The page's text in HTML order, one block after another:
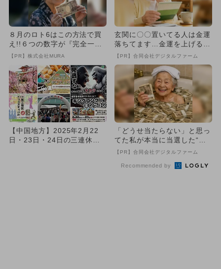
８月のロト6はこの方法で買
え!!６つの数字が『完全一
致』する方法
【PR】株式会社MURA
玄関に〇〇置いてる人は金運
落ちてます…金運を上げる方
法とは
【PR】合同会社デジタルファーム
【中国地方】2025年2月22
日・23日・24日の三連休に
「どうせ当たらない」と思っ
てた私が本当に当選した“買
い方”がこれ
【PR】合同会社デジタルファーム
Recommended by